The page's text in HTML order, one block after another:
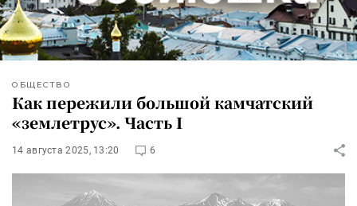
ОБЩЕСТВО
Как пережили большой камчатский
«землетрус». Часть I
14 августа 2025, 13:20 6